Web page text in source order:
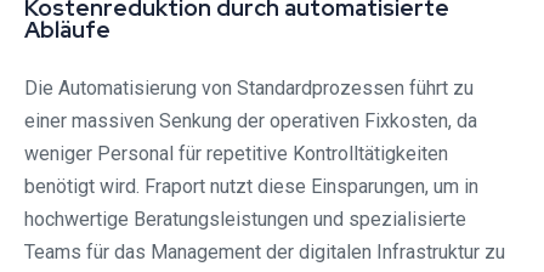
Kostenreduktion durch automatisierte
Abläufe
Die Automatisierung von Standardprozessen führt zu
einer massiven Senkung der operativen Fixkosten, da
weniger Personal für repetitive Kontrolltätigkeiten
benötigt wird. Fraport nutzt diese Einsparungen, um in
hochwertige Beratungsleistungen und spezialisierte
Teams für das Management der digitalen Infrastruktur zu